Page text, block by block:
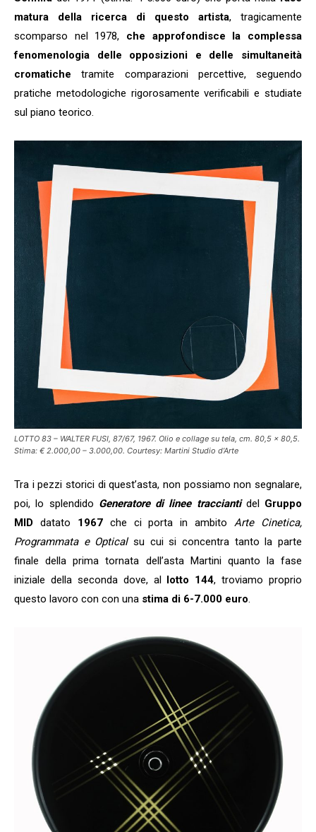
matura della ricerca di questo artista, tragicamente
scomparso nel 1978, che approfondisce la complessa
fenomenologia delle opposizioni e delle simultaneità
cromatiche tramite comparazioni percettive, seguendo
pratiche metodologiche rigorosamente verificabili e studiate
sul piano teorico.
LOTTO 83 – WALTER FUSI, 87/67, 1967. Olio e collage su tela, cm. 80,5 x 80,5.
Stima: € 2.000,00 – 3.000,00. Courtesy: Martini Studio d’Arte
Tra i pezzi storici di quest’asta, non possiamo non segnalare,
poi, lo splendido Generatore di linee tracciantidel Gruppo
MID datato 1967che ci porta in ambitoArte Cinetica,
Programmata e Opticalsu cui si concentra tanto la parte
finale della prima tornata dell’asta Martini quanto la fase
iniziale della seconda dove, al lotto 144, troviamo proprio
questo lavoro con con una stima di 6-7.000 euro.